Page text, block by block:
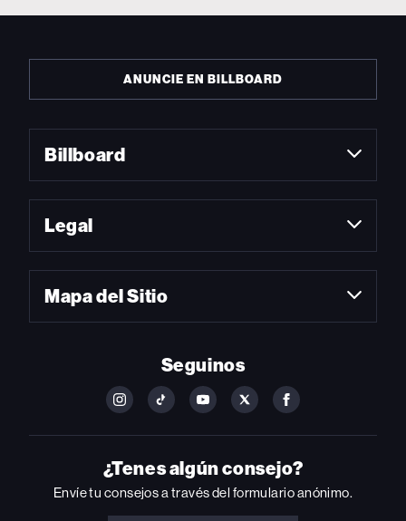
ANUNCIE EN BILLBOARD
Billboard
Legal
Mapa del Sitio
Seguinos
FOLLOW
ON
INSTAGRAM
FOLLOW
ON
YOUTUBE
FOLLOW
ON
YOUTUBE
FOLLOW
ON
FOLLOW
ON
FACEBOOK
¿Tenes algún consejo?
Envíe tu consejos a través del formulario anónimo.